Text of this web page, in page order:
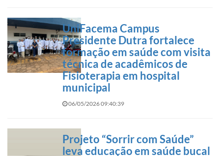
UniFacema Campus
Presidente Dutra fortalece
formação em saúde com visita
técnica de acadêmicos de
Fisioterapia em hospital
municipal
06/05/2026 09:40:39
Projeto “Sorrir com Saúde”
leva educação em saúde bucal